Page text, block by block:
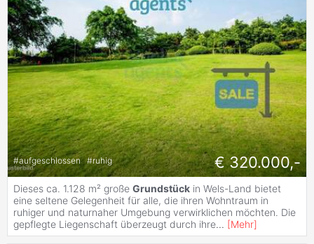
#aufgeschlossen #ruhig € 320.000,-
Dieses ca. 1.128 m² große Grundstück in Wels-Land bietet
eine seltene Gelegenheit für alle, die ihren Wohntraum in
ruhiger und naturnaher Umgebung verwirklichen möchten. Die
gepflegte Liegenschaft überzeugt durch ihre... [Mehr]